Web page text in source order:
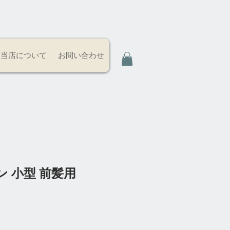
当店について お問い合わせ
小型 前髪用